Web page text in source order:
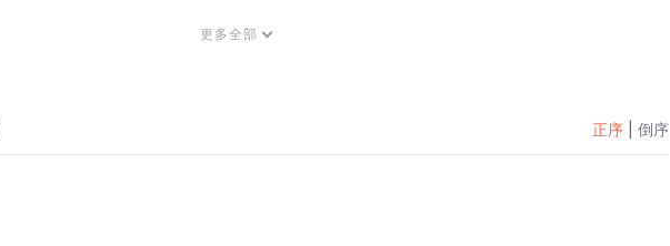
更多全部
正序 倒序